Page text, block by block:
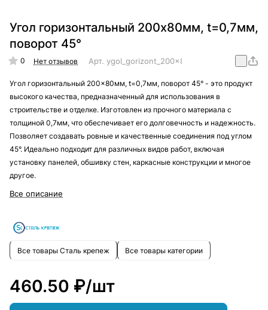
Угол горизонтальный 200x80мм, t=0,7мм,
поворот 45°
0 Нет отзывов Арт. ygol_gorizont_200x80mm_t=0,7mm_45
Угол горизонтальный 200x80мм, t=0,7мм, поворот 45° - это продукт
высокого качества, предназначенный для использования в
строительстве и отделке. Изготовлен из прочного материала с
толщиной 0,7мм, что обеспечивает его долговечность и надежность.
Позволяет создавать ровные и качественные соединения под углом
45°. Идеально подходит для различных видов работ, включая
установку панелей, обшивку стен, каркасные конструкции и многое
другое.
Все описание
Все товары Сталь крепеж Все товары категории
460.50 ₽/шт